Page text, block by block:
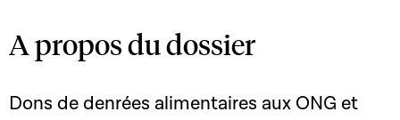
A propos du dossier
Dons de denrées alimentaires aux ONG et